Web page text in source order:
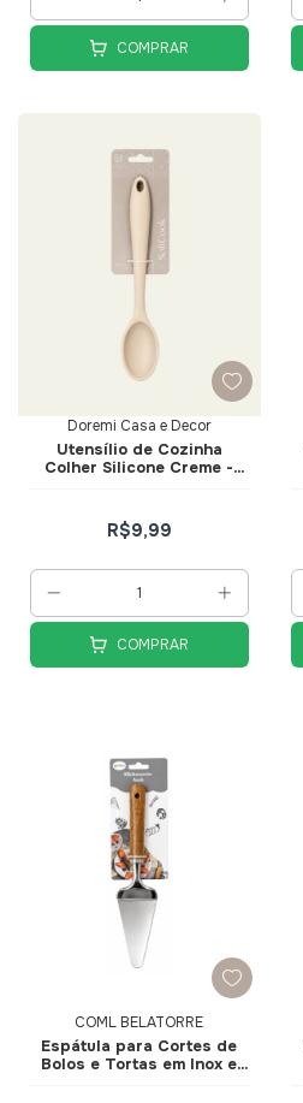
COMPRAR
Doremi Casa e Decor
Utensílio de Cozinha
Colher Silicone Creme -
R$9,99
COMPRAR
COML BELATORRE
Espátula para Cortes de
Bolos e Tortas em Inox e